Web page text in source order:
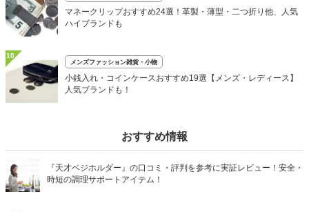
マネークリップおすすめ24選！革製・薄型・二つ折り他、人気
ハイブランドも
10
メンズファッション雑貨・小物
小銭入れ・コインケースおすすめ19選【メンズ・レディース】
人気ブランドも！
おすすめ情報
『天才ベジホルダー』の口コミ・評判を参考に実証レビュー！安全・
時短の調理サポートアイテム！